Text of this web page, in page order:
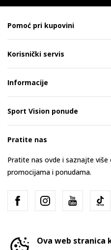
Pomoć pri kupovini
Korisnički servis
Informacije
Sport Vision ponude
Pratite nas
Pratite nas ovde i saznajte
promocijama i ponudama.
Ova web stranica